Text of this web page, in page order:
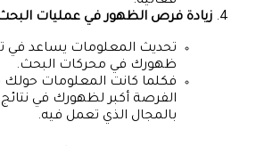
زيادة فرص الظهور في عمليات
تحديث المعلومات يساعد في
ظهورك في محركات البحث.
فكلما كانت المعلومات حولك
الفرصة أكبر لظهورك في
بالمجال الذي تعمل فيه.